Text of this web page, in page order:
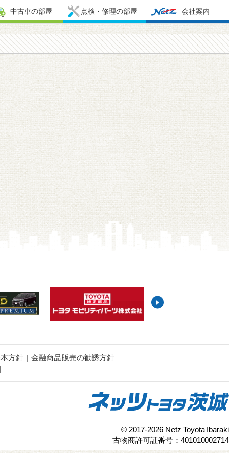
中古車の部屋 点検・修理の部屋 会社案内
方針
金融商品販売の勧誘方針
© 2017-2026 Netz Toyota Ibaraki
古物商許可証番号：401010002714